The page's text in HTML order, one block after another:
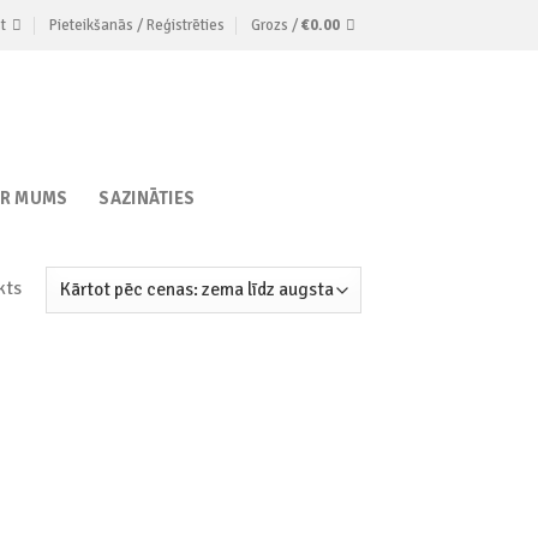
Pieteikšanās / Reģistrēties Grozs /€0.00
MUMS SAZINĀTIES